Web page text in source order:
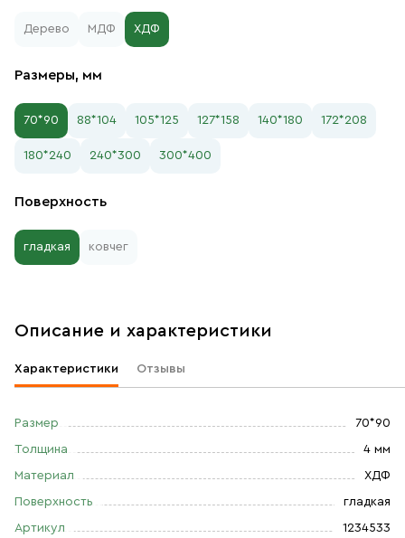
Дерево МДФ ХДФ
Размеры, мм
70*90 88*104 105*125 127*158 140*180 172*208
180*240 240*300 300*400
Поверхность
гладкая ковчег
Описание и характеристики
Характеристики Отзывы
Размер 70*90
Толщина 4 мм
Материал ХДФ
Поверхность гладкая
Артикул 1234533